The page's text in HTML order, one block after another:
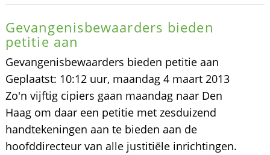
Gevangenisbewaarders bieden
petitie aan
Gevangenisbewaarders bieden petitie aan
Geplaatst: 10:12 uur, maandag 4 maart 2013
Zo'n vijftig cipiers gaan maandag naar Den
Haag om daar een petitie met zesduizend
handtekeningen aan te bieden aan de
hoofddirecteur van alle justitiële inrichtingen.